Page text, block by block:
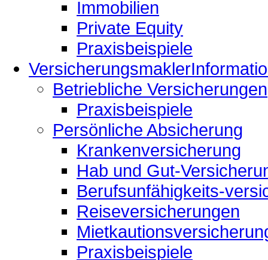
Immobilien
Private Equity
Praxisbeispiele
Versicherungsmakler
Betriebliche Versicherungen
Praxisbeispiele
Persönliche Absicherung
Krankenversicherung
Hab und Gut-
Berufsunfähigkeits-
Reiseversicherungen
Praxisbeispiele